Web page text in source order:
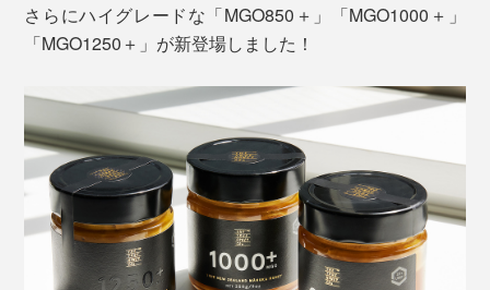
さらにハイグレードな「MGO850＋」「MGO1000＋」
「MGO1250＋」が新登場しました！